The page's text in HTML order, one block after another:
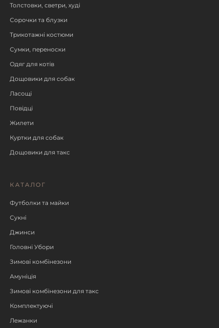
Толстовки, светри, худі
Сорочки та блузки
Трикотажні костюми
Сумки, переноски
Одяг для котів
Дощовики для собак
Ласощі
Повідці
Жилети
Куртки для собак
Дощовики для такс
КАТАЛОГ
Футболки та майки
Сукні
Джинси
Головні Убори
Зимові комбінезони
Амуніція
Зимові комбінезони для такс
Комплектуючі
Лежанки